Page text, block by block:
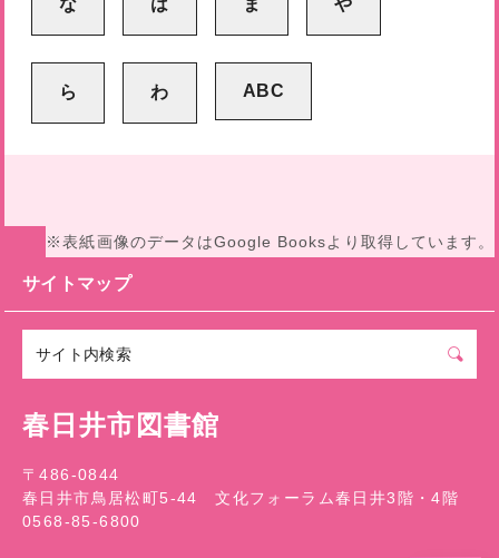
※表紙画像のデータはGoogle Booksより取得しています。
サイトマップ
春日井市図書館
〒486-0844
春日井市鳥居松町5-44 文化フォーラム春日井3階・4階
0568-85-6800